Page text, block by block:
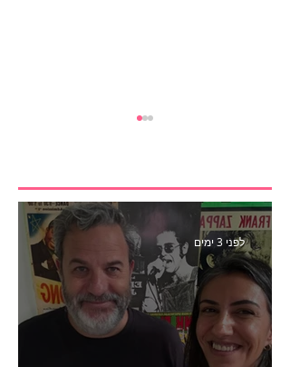
ספיישל סיכום פסטיבל
קאן- פרק 441 עם קובי כהן
סמנכ״ל קריאייטיב באדלר
חומסקי
לפני 3 ימים